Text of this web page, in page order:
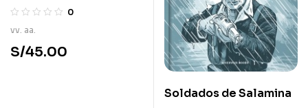
Fantastic four
0
vv. aa.
S/45.00
Soldados de Salamina